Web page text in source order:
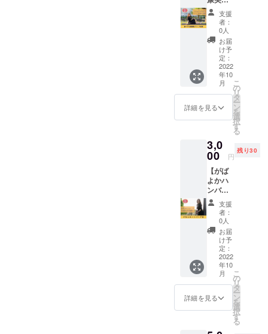
掲載期
間は
2022年
10月か
ら1年間
です。
※HPは
2022年
9月完成
予定と
なって
す。 オ
ンライ
ンでカ
ウンセ
リング
と、お
悩みに
合わせ
てお家
ででき
るセル
ます。
▼受講
方法：
オンラ
インで
行いま
す。 使
用する
ツー
ル：
Zoom
使用
ツール
の動作
環境：
PCが望
ましい
ソッド
伝授】
▼内容
こころ
えくれ
れ代
表・吉
開実咲
がマン
ツーマ
ンで食
べても
健康美
ドを伝
授しま
す。 カ
ウンセ
リング
付き60
分間と
なりま
す。 健
康美に
なるた
めには
まず何
をはじ
めると
効率的
で楽に
支援
者：
0人
お届
け予
定：
2022
年10
月
詳細を見る
こ
の
リ
タ
ー
ン
を
選
択
す
る
3,0
00 円
残り30
【がば
よかハ
ンバー
グ会(食
べても
健康美
メソッ
ド付)】
＊内
容：こ
ころえ
くれれ
代表 吉
開実咲
オスス
メの、
支援
者：
0人
お届
け予
定：
2022
年10
月
詳細を見る
こ
の
リ
タ
ー
ン
を
選
択
す
る